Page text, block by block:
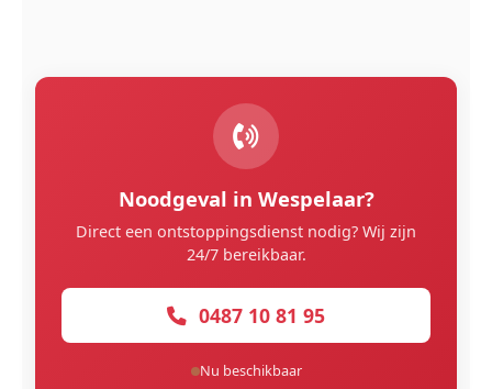
Noodgeval in Wespelaar?
Direct een ontstoppingsdienst nodig? Wij zijn
24/7 bereikbaar.
0487 10 81 95
Nu beschikbaar